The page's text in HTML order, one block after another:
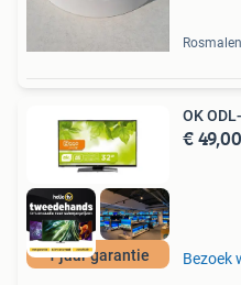
Rosmalen
1 jaar garantie
OK
€ 49,00
Bezoek